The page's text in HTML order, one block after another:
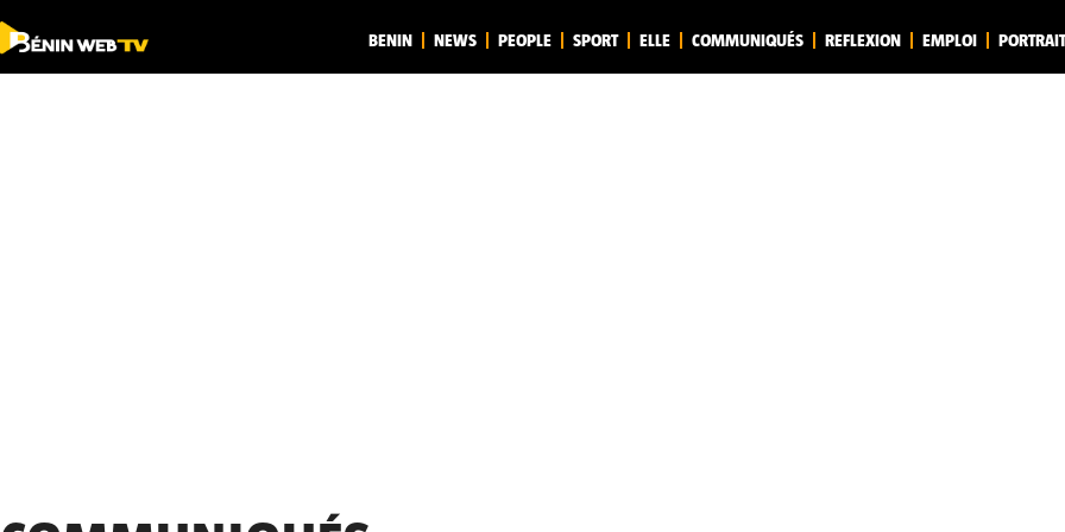
BENIN NEWS PEOPLE SPORT ELLE COMMUNIQUÉS REFLEXION EMPLOI PORTRAIT